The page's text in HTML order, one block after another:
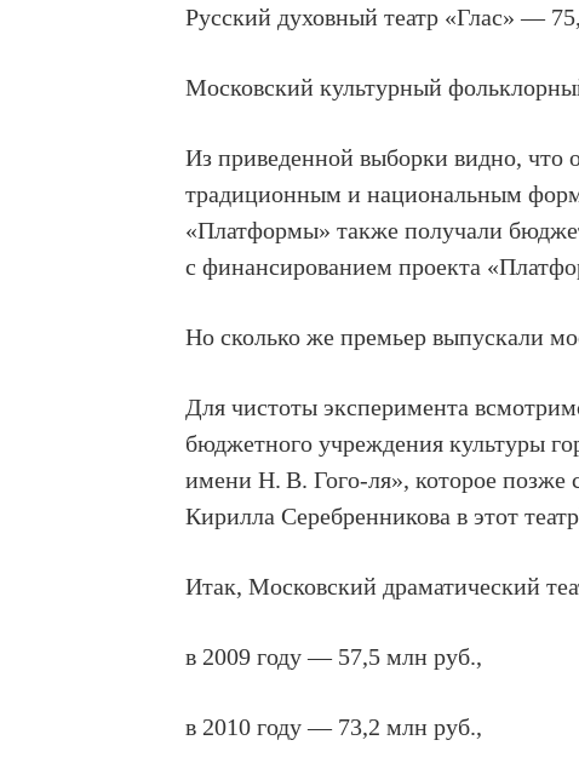
Русский духовный театр «Глас» —
Московский культурный
Из приведенной выборки видно, что
традиционным и национальным
«Платформы» также получали
с финансированием проекта
Но сколько же премьер выпускали
Для чистоты эксперимента
бюджетного учреждения культуры
имени Н. В. Гого-ля», которое позже
Кирилла Серебренникова в этот
Итак, Московский драматический
в 2009 году — 57,5 млн руб.,
в 2010 году — 73,2 млн руб.,